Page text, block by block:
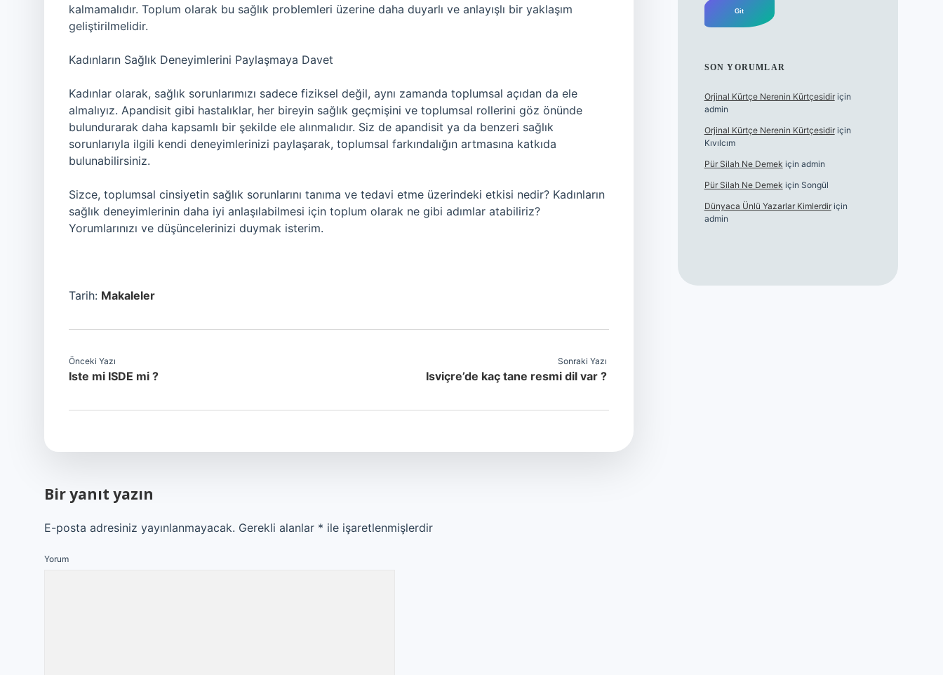
kalmamalıdır. Toplum olarak bu sağlık problemleri üzerine daha duyarlı ve anlayışlı bir yaklaşım
geliştirilmelidir.
Kadınların Sağlık Deneyimlerini Paylaşmaya Davet
Kadınlar olarak, sağlık sorunlarımızı sadece fiziksel değil, aynı zamanda toplumsal açıdan da ele
almalıyız. Apandisit gibi hastalıklar, her bireyin sağlık geçmişini ve toplumsal rollerini göz önünde
bulundurarak daha kapsamlı bir şekilde ele alınmalıdır. Siz de apandisit ya da benzeri sağlık
sorunlarıyla ilgili kendi deneyimlerinizi paylaşarak, toplumsal farkındalığın artmasına katkıda
bulunabilirsiniz.
Sizce, toplumsal cinsiyetin sağlık sorunlarını tanıma ve tedavi etme üzerindeki etkisi nedir? Kadınların
sağlık deneyimlerinin daha iyi anlaşılabilmesi için toplum olarak ne gibi adımlar atabiliriz?
Yorumlarınızı ve düşüncelerinizi duymak isterim.
Tarih: Makaleler
Önceki Yazı
Iste mi ISDE mi ?
Sonraki Yazı
Isviçre’de kaç tane resmi dil var ?
Bir yanıt yazın
E-posta adresiniz yayınlanmayacak. Gerekli alanlar * ile işaretlenmişlerdir
Yorum
SON YORUMLAR
Orjinal Kürtçe Nerenin Kürtçesidiriçin
admin
Orjinal Kürtçe Nerenin Kürtçesidiriçin
Kıvılcım
Pür Silah Ne Demek için admin
Pür Silah Ne Demek için Songül
Dünyaca Ünlü Yazarlar Kimlerdiriçin
admin